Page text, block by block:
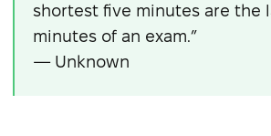
shortest five minutes are the
minutes of an exam.”
— Unknown